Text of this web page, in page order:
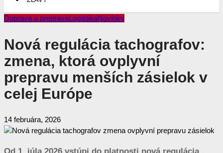
Doprava a prepravaLogistikaNovinky
Nová regulácia tachografov:
zmena, ktorá ovplyvní
prepravu menších zásielok v
celej Európe
14 februára, 2026